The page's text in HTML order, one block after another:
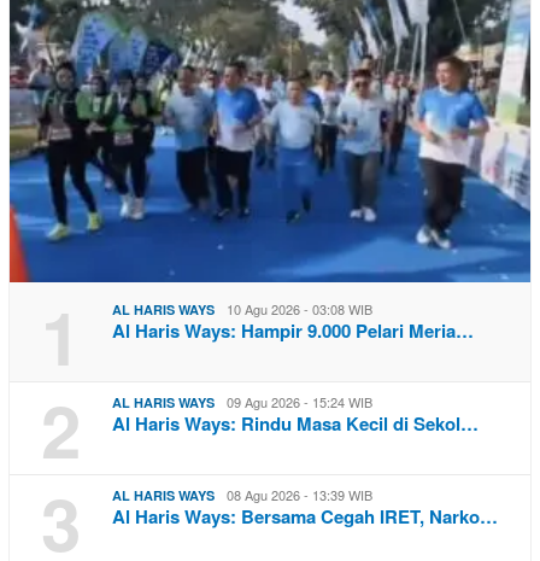
1 AL HARIS WAYS 10 Agu 2026 - 03:08 WIB
Al Haris Ways: Hampir 9.000 Pelari Meria…
2 AL HARIS WAYS 09 Agu 2026 - 15:24 WIB
Al Haris Ways: Rindu Masa Kecil di Sekol…
3 AL HARIS WAYS 08 Agu 2026 - 13:39 WIB
Al Haris Ways: Bersama Cegah IRET, Narko…